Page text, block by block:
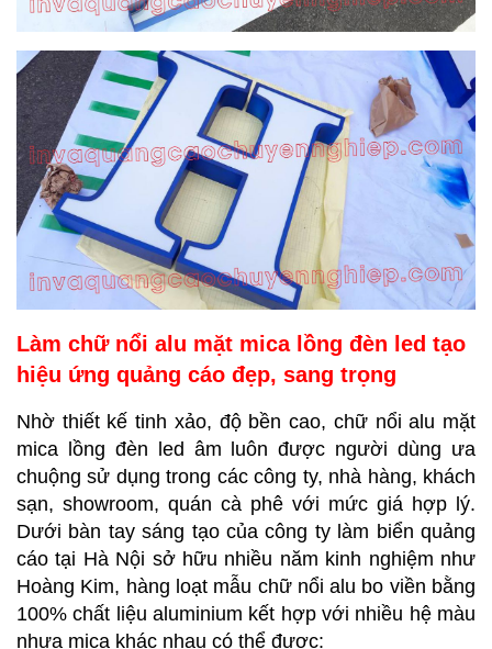
Làm chữ nổi alu mặt mica lồng đèn led tạo
hiệu ứng quảng cáo đẹp, sang trọng
Nhờ thiết kế tinh xảo, độ bền cao, chữ nổi alu mặt
mica lồng đèn led âm luôn được người dùng ưa
chuộng sử dụng trong các công ty, nhà hàng, khách
sạn, showroom, quán cà phê với mức giá hợp lý.
Dưới bàn tay sáng tạo của công ty làm biển quảng
cáo tại Hà Nội sở hữu nhiều năm kinh nghiệm như
Hoàng Kim, hàng loạt mẫu chữ nổi alu bo viền bằng
100% chất liệu aluminium kết hợp với nhiều hệ màu
nhựa mica khác nhau có thể được: